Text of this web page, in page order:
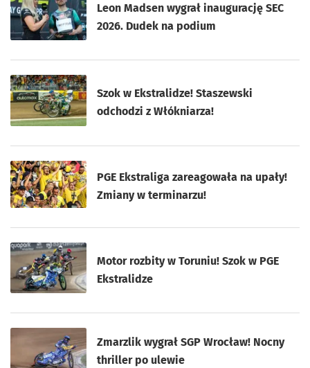
Leon Madsen wygrał inaugurację SEC
2026. Dudek na podium
Szok w Ekstralidze! Staszewski
odchodzi z Włókniarza!
PGE Ekstraliga zareagowała na upały!
Zmiany w terminarzu!
Motor rozbity w Toruniu! Szok w PGE
Ekstralidze
Zmarzlik wygrał SGP Wrocław! Nocny
thriller po ulewie